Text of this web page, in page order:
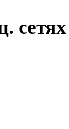
сетях